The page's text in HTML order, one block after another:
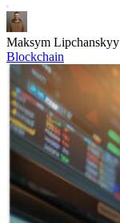
Maksym Lipchanskyy
Blockchain